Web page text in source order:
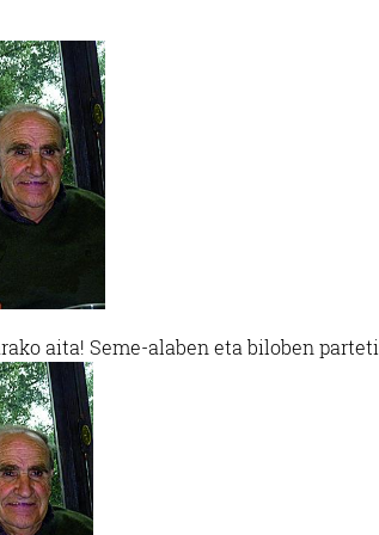
aita! Seme-alaben eta biloben